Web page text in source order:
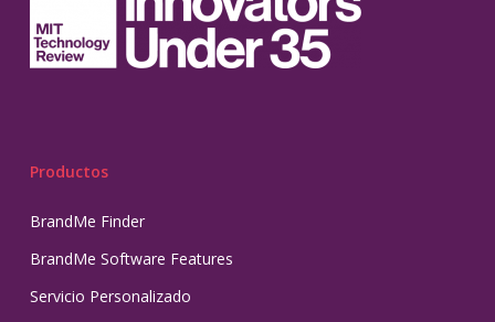
Productos
BrandMe Finder
BrandMe Software Features
Servicio Personalizado